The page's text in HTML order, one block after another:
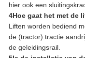
hier ook een
4Hoe gaat het met de
Liften worden bediend
de (tractor) tractie
de geleidingsrail.